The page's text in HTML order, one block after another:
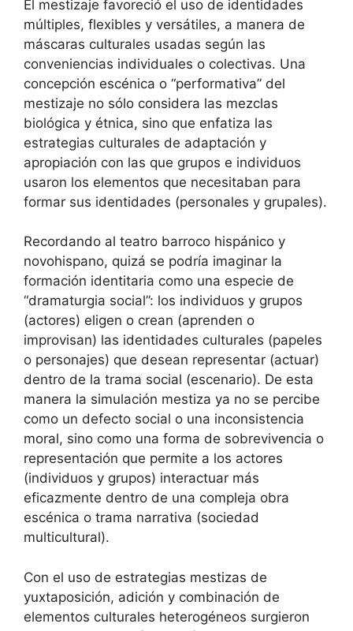
El mestizaje favoreció el uso de identidades
múltiples, flexibles y versátiles, a manera de
máscaras culturales usadas según las
conveniencias individuales o colectivas. Una
concepción escénica o “performativa” del
mestizaje no sólo considera las mezclas
biológica y étnica, sino que enfatiza las
estrategias culturales de adaptación y
apropiación con las que grupos e individuos
usaron los elementos que necesitaban para
formar sus identidades (personales y grupales).
Recordando al teatro barroco hispánico y
novohispano, quizá se podría imaginar la
formación identitaria como una especie de
“dramaturgia social”: los individuos y grupos
(actores) eligen o crean (aprenden o
improvisan) las identidades culturales (papeles
o personajes) que desean representar (actuar)
dentro de la trama social (escenario). De esta
manera la simulación mestiza ya no se percibe
como un defecto social o una inconsistencia
moral, sino como una forma de sobrevivencia o
representación que permite a los actores
(individuos y grupos) interactuar más
eficazmente dentro de una compleja obra
escénica o trama narrativa (sociedad
multicultural).
Con el uso de estrategias mestizas de
yuxtaposición, adición y combinación de
elementos culturales heterogéneos surgieron